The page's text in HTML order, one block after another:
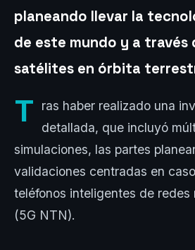
planeando llevar la
de este mundo y a través
satélites en órbita
T
ras haber realizado una
detallada, que incluyó
simulaciones, las partes
validaciones centradas en
teléfonos inteligentes de redes
(5G NTN).